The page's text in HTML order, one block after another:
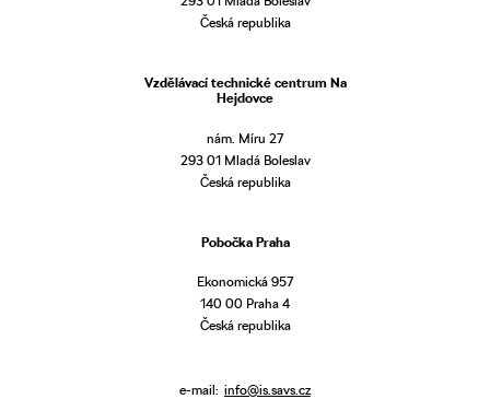
Česká republika
Vzdělávací technické centrum Na
Hejdovce
nám. Míru 27
293 01 Mladá Boleslav
Česká republika
Pobočka Praha
Ekonomická 957
140 00 Praha 4
Česká republika
e-mail: info@is.savs.cz